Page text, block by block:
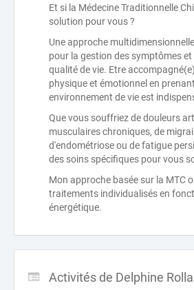
Et si la Médecine Traditionnelle
solution pour vous ?
Une approche
pour la gestion des symptômes
qualité de vie. Etre
physique et émotionnel en
environnement de vie est
Que vous souffriez de douleurs
musculaires chroniques, de
d'endométriose ou de fatigue
des soins spécifiques pour vous
Mon approche basée sur la MTC
traitements individualisés en
énergétique.
Activités de Delphine